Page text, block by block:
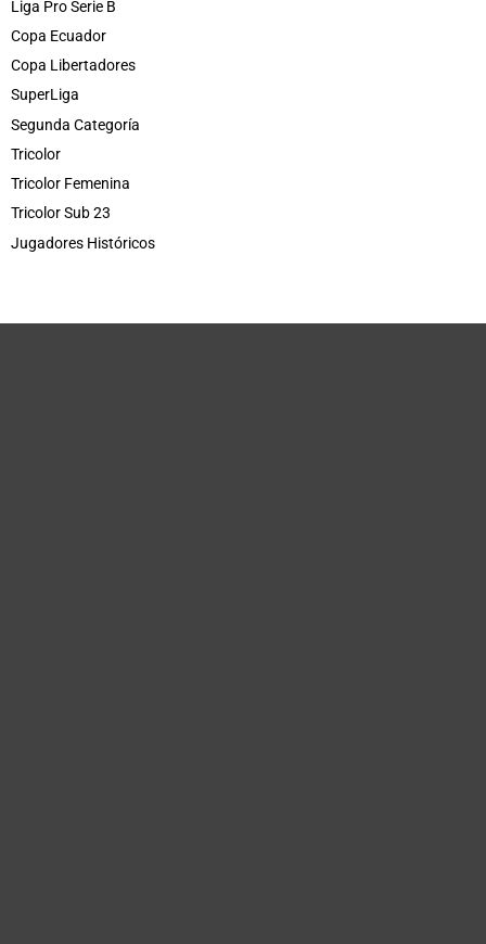
Liga Pro Serie B
Copa Ecuador
Copa Libertadores
SuperLiga
Segunda Categoría
Tricolor
Tricolor Femenina
Tricolor Sub 23
Jugadores Históricos